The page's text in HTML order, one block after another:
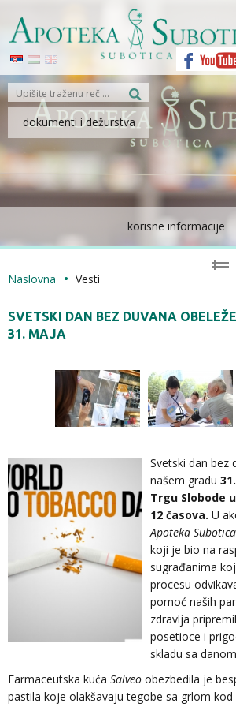
dokumenti i dežurstva
korisne informacije
Naslovna Vesti
SVETSKI DAN BEZ DUVANA
31. MAJA
Svetski dan bez
našem gradu
Trgu Slobode
12 časova. U
Apoteka Subotica
koji je bio na
sugrađanima
procesu
pomoć naših
zdravlja
posetioce i
skladu sa
Farmaceutska kuća Salveo obezbedila je
pastila koje olakšavaju tegobe sa grlom kod